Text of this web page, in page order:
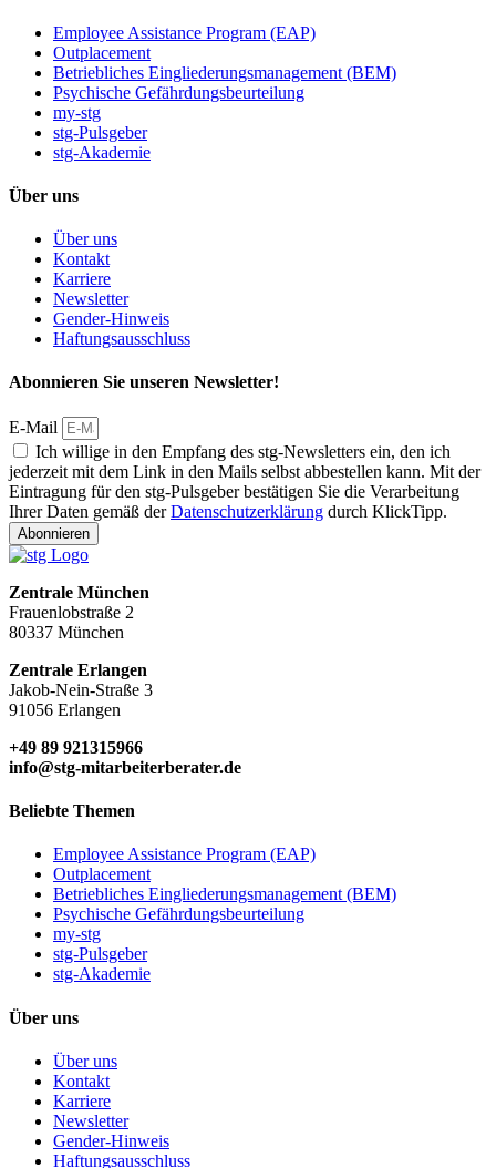
Employee Assistance Program (EAP)
Outplacement
Betriebliches Eingliederungsmanagement (BEM)
Psychische Gefährdungsbeurteilung
my-stg
stg-Pulsgeber
stg-Akademie
Über uns
Über uns
Kontakt
Karriere
Newsletter
Gender-Hinweis
Haftungsausschluss
Abonnieren Sie unseren Newsletter!
E-Mail
Ich willige in den Empfang des stg-Newsletters ein, den ich
jederzeit mit dem Link in den Mails selbst abbestellen kann. Mit der
Eintragung für den stg-Pulsgeber bestätigen Sie die Verarbeitung
Ihrer Daten gemäß derDatenschutzerklärung durch KlickTipp.
Abonnieren
Zentrale München
Frauenlobstraße 2
80337 München
Zentrale Erlangen
Jakob-Nein-Straße 3
91056 Erlangen
+49 89 921315966
info@stg-mitarbeiterberater.de
Beliebte Themen
Employee Assistance Program (EAP)
Outplacement
Betriebliches Eingliederungsmanagement (BEM)
Psychische Gefährdungsbeurteilung
my-stg
stg-Pulsgeber
stg-Akademie
Über uns
Über uns
Kontakt
Karriere
Newsletter
Gender-Hinweis
Haftungsausschluss